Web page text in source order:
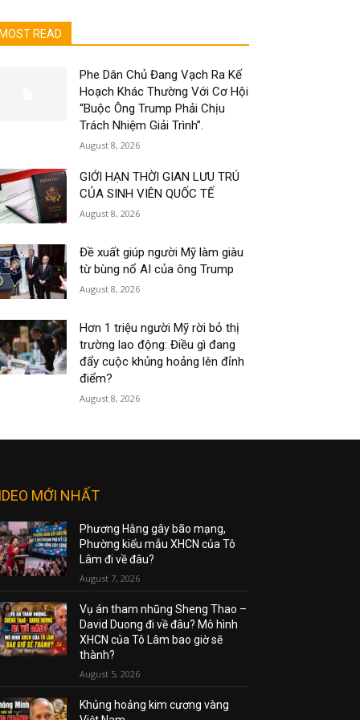
MOST READ
Phe Dân Chủ Đang Vạch Ra Kế
Hoạch Khác Thường Với Cơ Hội
“Buộc Ông Trump Phải Chịu
Trách Nhiệm Giải Trình”.
August 8, 2026
GIỚI HẠN THỜI GIAN LƯU TRÚ
CỦA SINH VIÊN QUỐC TẾ
August 8, 2026
Đề xuất giúp người Mỹ làm giàu
từ bùng nổ AI của ông Trump
August 8, 2026
Hơn 1 triệu người Mỹ rời bỏ thị
trường lao động: Điều gì đang
đẩy cuộc khủng hoảng lên đỉnh
điểm?
August 8, 2026
MỚI NHẤT
Phương Hằng gây bão mạng,
Phường kiểu mẫu XHCN của Tô
Lâm đi về đâu?
August 7, 2026
Vụ án tham nhũng Sheng Thao –
David Duong đi về đâu? Mô hình
XHCN của Tô Lâm bao giờ sẽ
thành?
August 5, 2026
Khủng hoảng kim cương vàng